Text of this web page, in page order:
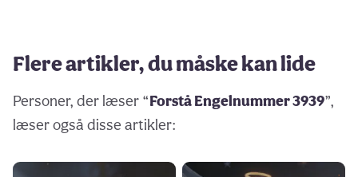
Flere artikler, du måske kan lide
Personer, der læser “Forstå Engelnummer 3939”,
læser også disse artikler: